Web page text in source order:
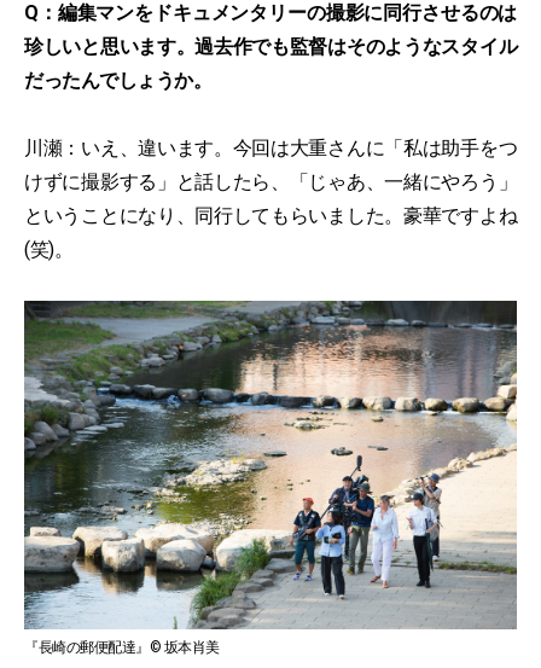
Q：編集マンをドキュメンタリーの撮影に同行させるのは
珍しいと思います。過去作でも監督はそのようなスタイル
だったんでしょうか。
川瀬：いえ、違います。今回は大重さんに「私は助手をつ
けずに撮影する」と話したら、「じゃあ、一緒にやろう」
ということになり、同行してもらいました。豪華ですよね
(笑)。
『長崎の郵便配達』© 坂本肖美